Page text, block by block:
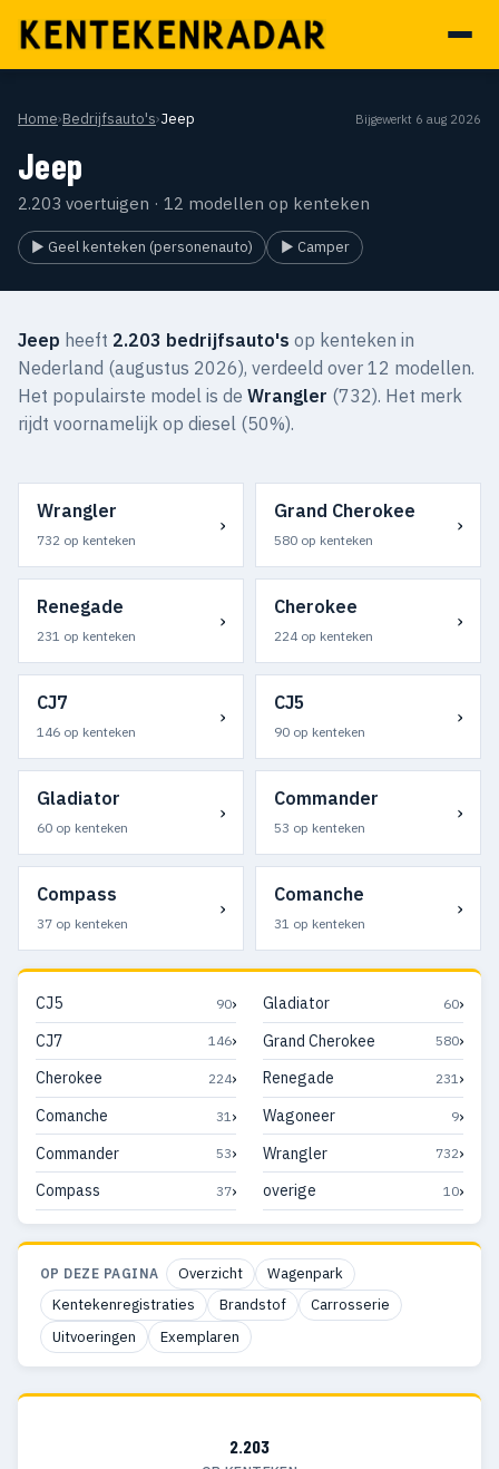
Home›Bedrijfsauto's›Jeep Bijgewerkt 6 aug 2026
Jeep
2.203 voertuigen · 12 modellen op kenteken
▶ Geel kenteken (personenauto) ▶ Camper
Jeep heeft 2.203 bedrijfsauto's op kenteken in
Nederland (augustus 2026), verdeeld over 12 modellen.
Het populairste model is de Wrangler (732). Het merk
rijdt voornamelijk op diesel (50%).
Wrangler
732 op kenteken
›
Grand Cherokee
580 op kenteken
›
Renegade
231 op kenteken
›
Cherokee
224 op kenteken
›
CJ7
146 op kenteken
›
CJ5
90 op kenteken
›
Gladiator
60 op kenteken
›
Commander
53 op kenteken
›
Compass
37 op kenteken
›
Comanche
31 op kenteken
›
CJ5 90›
CJ7 146›
Cherokee 224›
Comanche 31 ›
Commander 53›
Compass 37›
Gladiator 60›
Grand Cherokee 580›
Renegade 231 ›
Wagoneer 9›
Wrangler 732›
overige 10›
OP DEZE PAGINA Overzicht
Wagenpark
Kentekenregistraties
Brandstof
Carrosserie
Uitvoeringen
Exemplaren
2.203